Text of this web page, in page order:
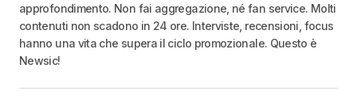
approfondimento. Non fai aggregazione, né fan service. Molti
contenuti non scadono in 24 ore. Interviste, recensioni, focus
hanno una vita che supera il ciclo promozionale. Questo è
Newsic!